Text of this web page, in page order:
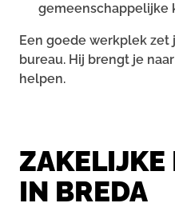
gemeenschappelijke
Een goede werkplek zet
bureau. Hij brengt je
helpen.
ZAKELIJKE
IN BREDA